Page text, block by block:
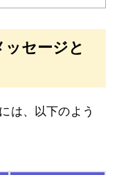
セージと
は、以下のよう